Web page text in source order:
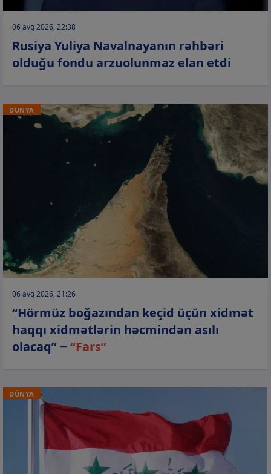
06 avq 2026, 22:38
Rusiya Yuliya Navalnayanın rəhbəri
olduğu fondu arzuolunmaz elan etdi
DÜNYA
06 avq 2026, 21:26
“Hörmüz boğazından keçid üçün xidmət
haqqı xidmətlərin həcmindən asılı
olacaq” − “Fars”
DÜNYA